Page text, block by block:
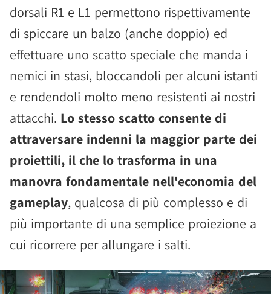
dorsali R1 e L1 permettono rispettivamente
di spiccare un balzo (anche doppio) ed
effettuare uno scatto speciale che manda i
nemici in stasi, bloccandoli per alcuni istanti
e rendendoli molto meno resistenti ai nostri
attacchi. Lo stesso scatto consente di
attraversare indenni la maggior parte dei
proiettili, il che lo trasforma in una
manovra fondamentale nell'economia del
gameplay, qualcosa di più complesso e di
più importante di una semplice proiezione a
cui ricorrere per allungare i salti.